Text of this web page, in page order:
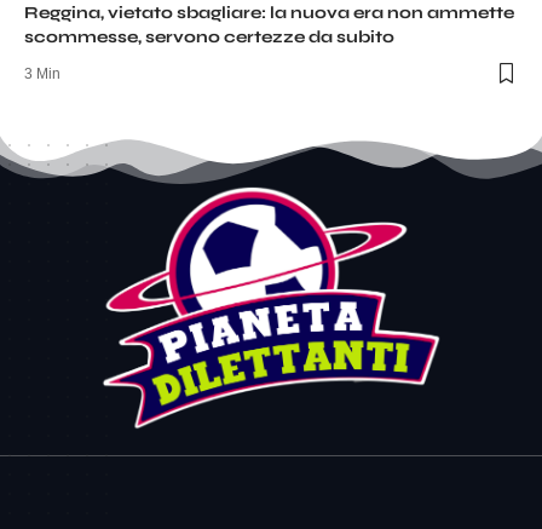
Reggina, vietato sbagliare: la nuova era non ammette
scommesse, servono certezze da subito
3 Min